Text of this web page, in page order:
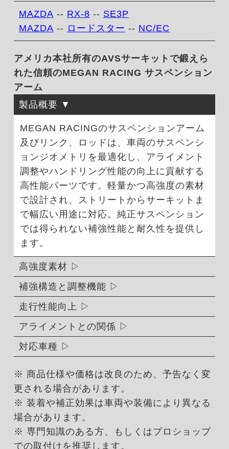
MAZDA -- RX-8 -- SE3P
MAZDA -- ロードスター -- NC/EC
アメリカ本社所有のAVSサーキットで鍛えら
れた信頼のMEGAN RACING サスペンション
アーム
製品概要
MEGAN RACINGのサスペンションアーム
及びリンク、ロッドは、車両のサスペンシ
ョンジオメトリを最適化し、アライメント
調整やハンドリング性能の向上に貢献する
高性能パーツです。軽量かつ高強度の素材
で設計され、ストリートからサーキットま
で幅広い用途に対応。純正サスペンション
では得られない補強性能と耐久性を提供し
ます。
高強度素材
補強構造と調整機能
走行性能向上
アライメントとの関係
対応車種
※ 商品仕様や価格は改良のため、予告なく変
更される場合があります。
※ 装着や補正効果は車両や装備により異なる
場合があります。
※ 専門知識のある方、もしくはプロショップ
での取付けを推奨します。